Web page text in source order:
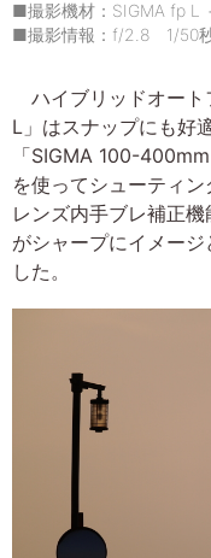
■撮影機材：SIGMA fp L
■撮影情報：f/2.8 1/50
ハイブリッドオート
L」はスナップにも好
「SIGMA 100-
を使ってシューティン
レンズ内手ブレ補正
がシャープにイメー
した。